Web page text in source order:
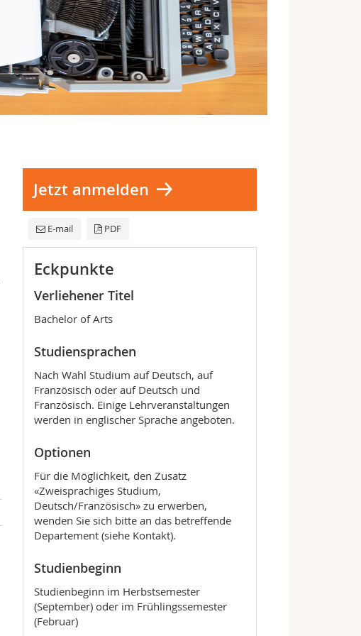
Jetzt anmelden
E-mail PDF
Eckpunkte
Verliehener Titel
Bachelor of Arts
Studiensprachen
Nach Wahl Studium auf Deutsch, auf
Französisch oder auf Deutsch und
Französisch. Einige Lehrveranstaltungen
werden in englischer Sprache angeboten.
Optionen
Für die Möglichkeit, den Zusatz
«Zweisprachiges Studium,
Deutsch/Französisch» zu erwerben,
wenden Sie sich bitte an das betreffende
Departement (siehe Kontakt).
Studienbeginn
Studienbeginn im Herbstsemester
(September) oder im Frühlingssemester
(Februar)